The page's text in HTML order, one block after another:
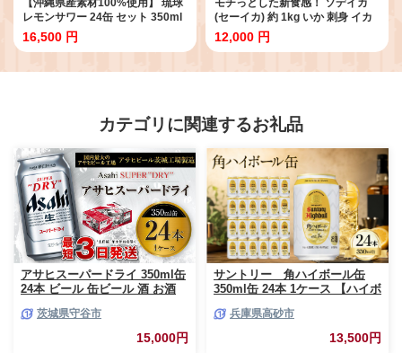
レモンサワー 24缶 セット 350ml
24本 お酒 サワー レモンサワー 沖
縄 酒 無添加 琉球 チューハイ レモ
レモン れもん シークワサー シー
16,500 円
(セーイカ) 約 1kg いか 刺身 イカ
大容量 真空パック 小分け いか刺
身 お徳用 急速 冷凍 直送 海産物
保存 半年 長期保存 不揃い 簡易包
糸満市
12,000 円
カテゴリに関連するお礼品
アサヒスーパードライ 350ml缶
24本 ビール 缶ビール 酒 お酒
茨城県守谷市
15,000円
サントリー 角ハイボール缶
350ml缶 24本 1ケース 【ハイボ
県 高砂市 ふるさと納税】
兵庫県高砂市
13,500円